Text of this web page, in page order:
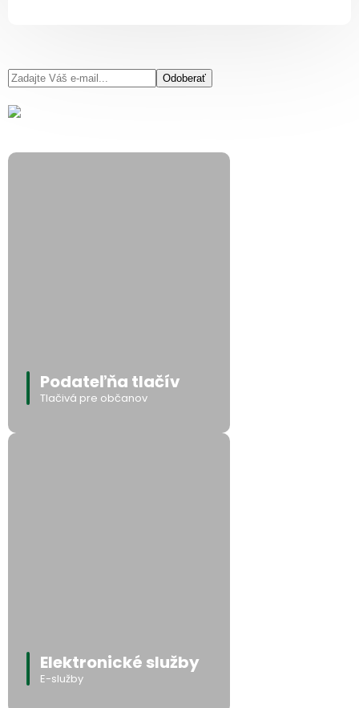
Odoberať
Podateľňa tlačív
Tlačivá pre občanov
Elektronické služby
E-služby